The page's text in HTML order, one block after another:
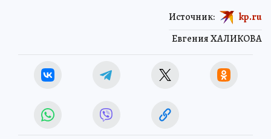
Евгения ХАЛИКОВА
Источник: kp.ru